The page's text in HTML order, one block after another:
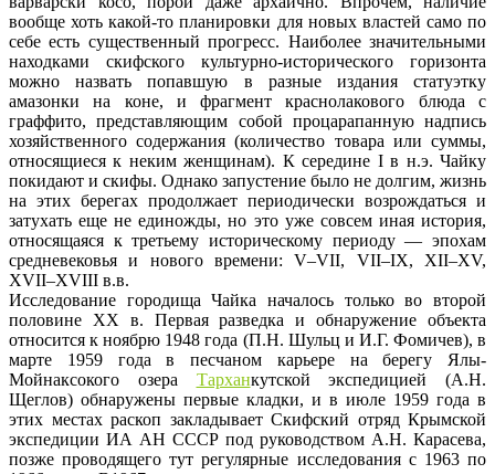
вообще хоть какой-то планировки для новых властей само по
себе есть существенный прогресс. Наиболее значительными
находками скифского культурно-исторического горизонта
можно назвать попавшую в разные издания статуэтку
амазонки на коне, и фрагмент краснолакового блюда с
граффито, представляющим собой процарапанную надпись
хозяйственного содержания (количество товара или суммы,
относящиеся к неким женщинам). К середине I в н.э. Чайку
покидают и скифы. Однако запустение было не долгим, жизнь
на этих берегах продолжает периодически возрождаться и
затухать еще не единожды, но это уже совсем иная история,
относящаяся к третьему историческому периоду — эпохам
средневековья и нового времени: V–VII, VII–IX, XII–XV,
XVII–XVIII в.в.
Исследование городища Чайка началось только во второй
половине ХХ в. Первая разведка и обнаружение объекта
относится к ноябрю 1948 года (П.Н. Шульц и И.Г. Фомичев), в
марте 1959 года в песчаном карьере на берегу Ялы-
Мойнаксокого озера Тарханкутской экспедицией (А.Н.
Щеглов) обнаружены первые кладки, и в июле 1959 года в
этих местах раскоп закладывает Скифский отряд Крымской
экспедиции ИА АН СССР под руководством А.Н. Карасева,
позже проводящего тут регулярные исследования с 1963 по